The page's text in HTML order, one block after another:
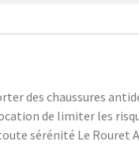
des chaussures
de limiter les
sérénité Le Rouret